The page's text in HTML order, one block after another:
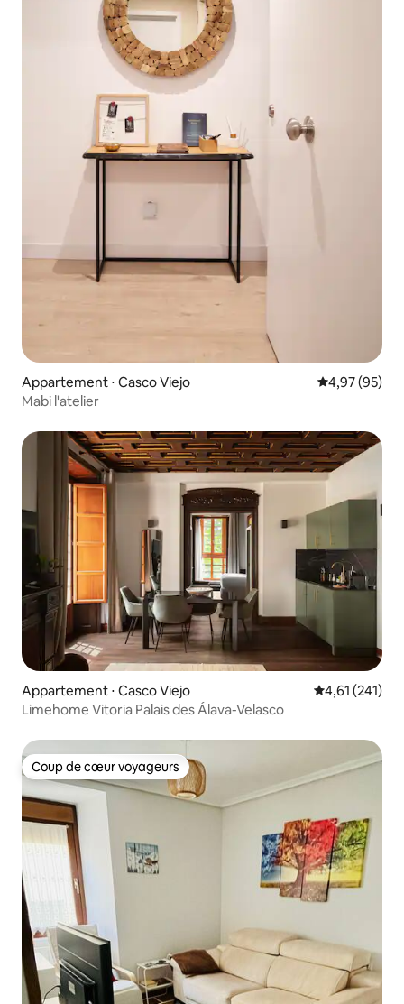
Appartement ⋅ Casco Viejo Évaluation
4,97 (95)
Mabi l'atelier
Appartement ⋅ Casco Viejo Évaluation
4,61 (241)
Limehome Vitoria Palais des Álava-Velasco
Coup de cœur voyageurs
Coup de cœur voyageurs